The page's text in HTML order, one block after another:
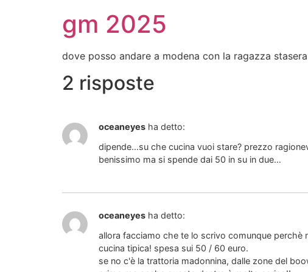
gm 2025
dove posso andare a modena con la ragazza
2 risposte
oceaneyes ha detto:
dipende…su che cucina vuoi stare? prezzo
benissimo ma si spende dai 50 in su in due…
oceaneyes ha detto:
allora facciamo che te lo scrivo comunque
cucina tipica! spesa sui 50 / 60 euro.
se no c'è la trattoria madonnina, dalle zone del